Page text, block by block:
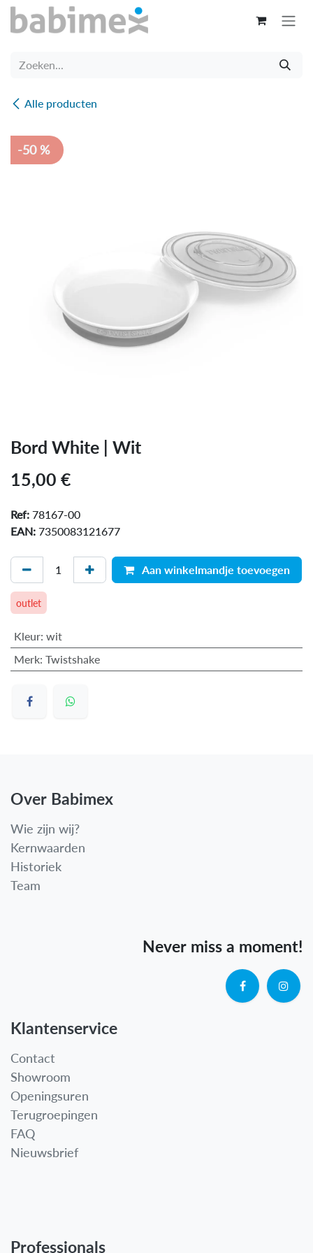
Overslaan naar inhoud
Alle producten
-50 %
Bord White | Wit
15,00 €
Ref: 78167-00
EAN: 7350083121677
Aan winkelmandje toevoegen
outlet
Kleur: wit
Merk: Twistshake
Over Babimex
Wie zijn wij?
Kernwaarden
Historiek
Team
Never miss a moment!
Klantenservice
Contact
Showroom
Openingsuren
Terugroepingen
FAQ
Nieuwsbrief
Professionals